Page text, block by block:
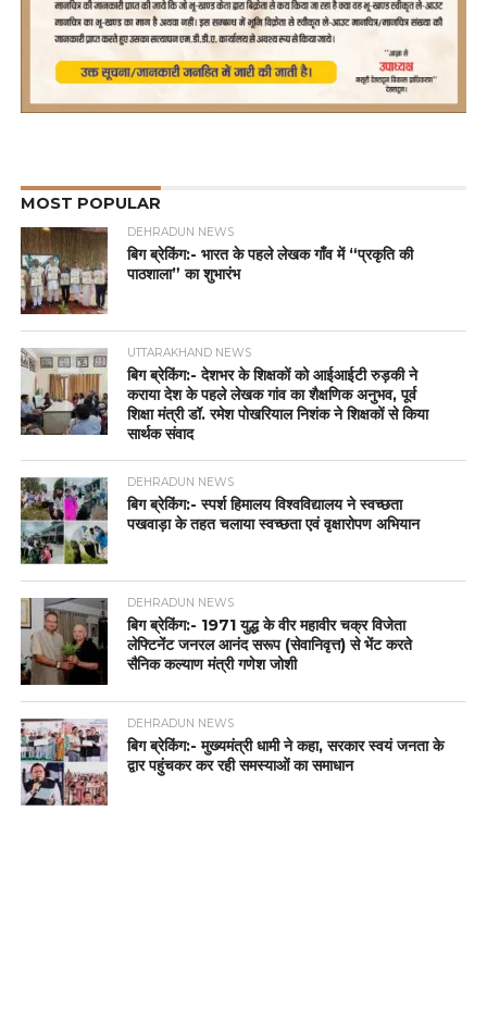
MOST POPULAR
DEHRADUN NEWS
बिग ब्रेकिंग:- भारत के पहले लेखक गाँव में “प्रकृति की
पाठशाला” का शुभारंभ
UTTARAKHAND NEWS
बिग ब्रेकिंग:- देशभर के शिक्षकों को आईआईटी रुड़की ने
कराया देश के पहले लेखक गांव का शैक्षणिक अनुभव, पूर्व
शिक्षा मंत्री डॉ. रमेश पोखरियाल निशंक ने शिक्षकों से किया
सार्थक संवाद
DEHRADUN NEWS
बिग ब्रेकिंग:- स्पर्श हिमालय विश्वविद्यालय ने स्वच्छता
पखवाड़ा के तहत चलाया स्वच्छता एवं वृक्षारोपण अभियान
DEHRADUN NEWS
बिग ब्रेकिंग:- 1971 युद्ध के वीर महावीर चक्र विजेता
लेफ्टिनेंट जनरल आनंद सरूप (सेवानिवृत्त) से भेंट करते
सैनिक कल्याण मंत्री गणेश जोशी
DEHRADUN NEWS
बिग ब्रेकिंग:- मुख्यमंत्री धामी ने कहा, सरकार स्वयं जनता के
द्वार पहुंचकर कर रही समस्याओं का समाधान